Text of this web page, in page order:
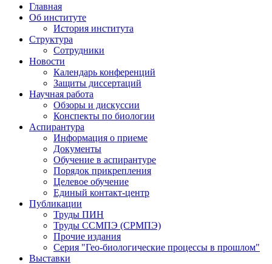
Главная
Об институте
История института
Структура
Сотрудники
Новости
Календарь конференций
Защиты диссертаций
Научная работа
Обзоры и дискуссии
Конспекты по биологии
Аспирантура
Информация о приеме
Документы
Обучение в аспирантуре
Порядок прикрепления
Целевое обучение
Единый контакт-центр
Публикации
Труды ПИН
Труды ССМПЭ (СРМПЭ)
Прочие издания
Серия "Гео-биологические процессы в прошлом"
Выставки